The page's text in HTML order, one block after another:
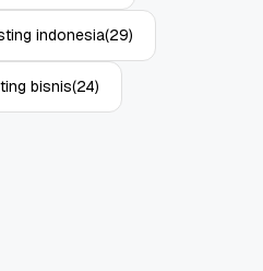
indonesia(29)
bisnis(24)